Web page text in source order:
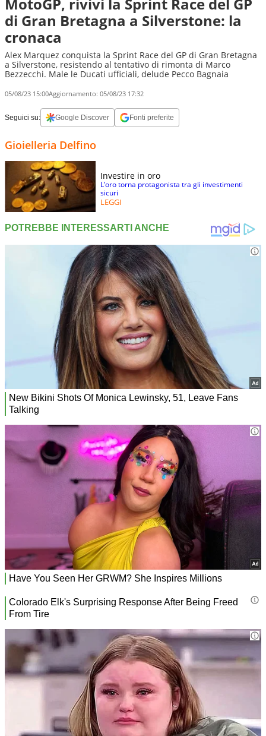
di Gran Bretagna a Silverstone: la
cronaca
Alex Marquez conquista la Sprint Race del GP di Gran Bretagna
a Silverstone, resistendo al tentativo di rimonta di Marco
Bezzecchi. Male le Ducati ufficiali, delude Pecco Bagnaia
05/08/23 15:00Aggiornamento: 05/08/23 17:32
Seguici su: Google Discover Fonti preferite
Gioielleria Delfino
Investire in oro
L’oro torna protagonista tra gli investimenti
sicuri
LEGGI